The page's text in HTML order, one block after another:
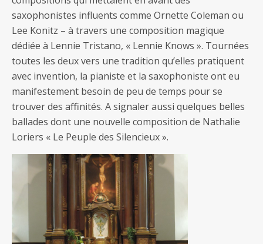
saxophonistes influents comme Ornette Coleman ou
Lee Konitz – à travers une composition magique
dédiée à Lennie Tristano, « Lennie Knows ». Tournées
toutes les deux vers une tradition qu’elles pratiquent
avec invention, la pianiste et la saxophoniste ont eu
manifestement besoin de peu de temps pour se
trouver des affinités. A signaler aussi quelques belles
ballades dont une nouvelle composition de Nathalie
Loriers « Le Peuple des Silencieux ».